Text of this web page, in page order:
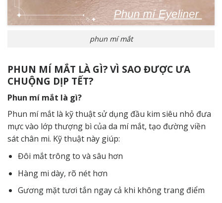
phun mí mắt
PHUN MÍ MẮT LÀ GÌ? VÌ SAO ĐƯỢC ƯA
CHUỘNG DỊP TẾT?
Phun mí mắt là gì?
Phun mí mắt là kỹ thuật sử dụng đầu kim siêu nhỏ đưa
mực vào lớp thượng bì của da mí mắt, tạo đường viền
sát chân mi. Kỹ thuật này giúp:
Đôi mắt trông to và sâu hơn
Hàng mi dày, rõ nét hơn
Gương mặt tươi tắn ngay cả khi không trang điểm